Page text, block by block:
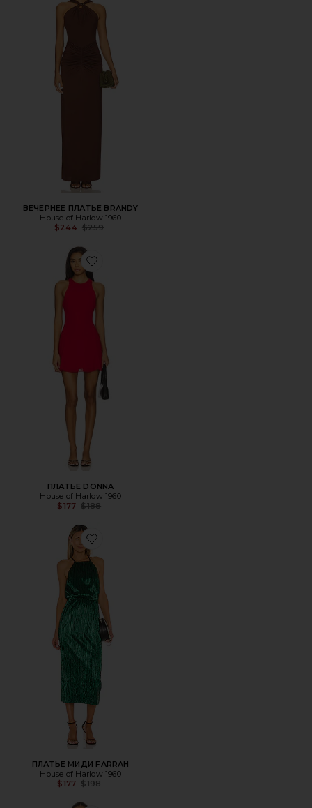
ВЕЧЕРНЕЕ ПЛАТЬЕ BRANDY
House of Harlow 1960
$244 Previous price:
$259
Favorite ПЛАТЬЕ DONNA
ПЛАТЬЕ DONNA
House of Harlow 1960
$177 Previous price:
$188
Favorite ПЛАТЬЕ МИДИ FARRAH
ПЛАТЬЕ МИДИ FARRAH
House of Harlow 1960
$177 Previous price:
$198